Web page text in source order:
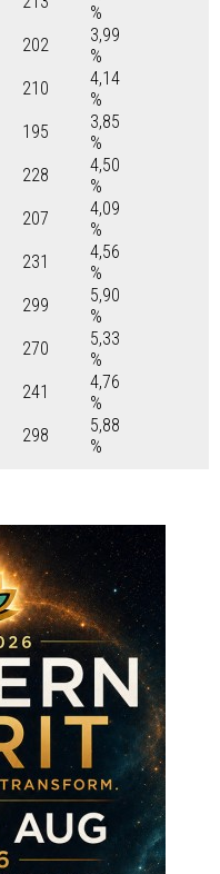
%
202
3,99
%
210
4,14
%
195
3,85
%
228
4,50
%
207
4,09
%
231
4,56
%
299
5,90
%
270
5,33
%
241
4,76
%
298
5,88
%